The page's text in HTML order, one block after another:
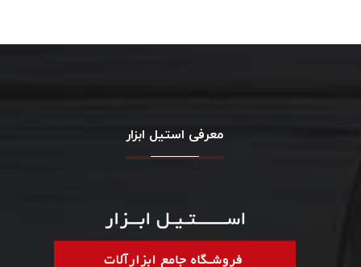
معرفی استیل ابزار